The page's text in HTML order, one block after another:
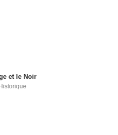
et le Noir